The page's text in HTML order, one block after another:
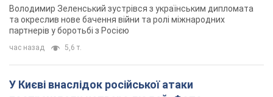
Володимир Зеленський зустрівся з українським дипломата
та окреслив нове бачення війни та ролі міжнародних
партнерів у боротьбі з Росією
час назад 5,6 т.
У Києві внаслідок російської атаки